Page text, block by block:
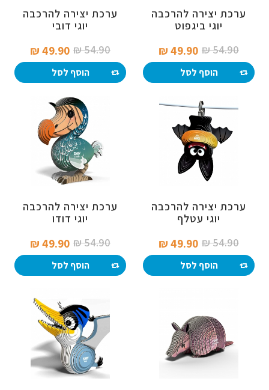
ערכת יצירה להרכבה
יוגי ביגפוט
54.90 ₪‎
49.90 ₪‎
הוסף לסל
ערכת יצירה להרכבה
יוגי דובי
54.90 ₪‎
49.90 ₪‎
הוסף לסל
ערכת יצירה להרכבה
יוגי עטלף
54.90 ₪‎
49.90 ₪‎
הוסף לסל
ערכת יצירה להרכבה
יוגי דודו
54.90 ₪‎
49.90 ₪‎
הוסף לסל